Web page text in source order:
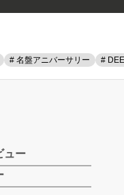
# 名盤アニバーサリー #
ュー